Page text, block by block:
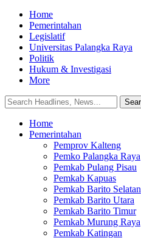
Home
Pemerintahan
Legislatif
Universitas Palangka Raya
Politik
Hukum & Investigasi
More
Home
Pemerintahan
Pemprov Kalteng
Pemko Palangka Raya
Pemkab Pulang Pisau
Pemkab Kapuas
Pemkab Barito Selatan
Pemkab Barito Utara
Pemkab Barito Timur
Pemkab Murung Raya
Pemkab Katingan